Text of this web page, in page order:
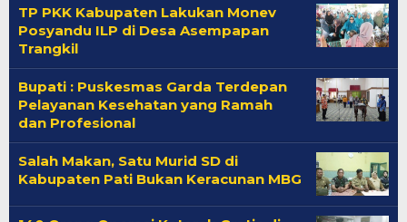
TP PKK Kabupaten Lakukan Monev
Posyandu ILP di Desa Asempapan
Trangkil
Bupati : Puskesmas Garda Terdepan
Pelayanan Kesehatan yang Ramah
dan Profesional
Salah Makan, Satu Murid SD di
Kabupaten Pati Bukan Keracunan MBG